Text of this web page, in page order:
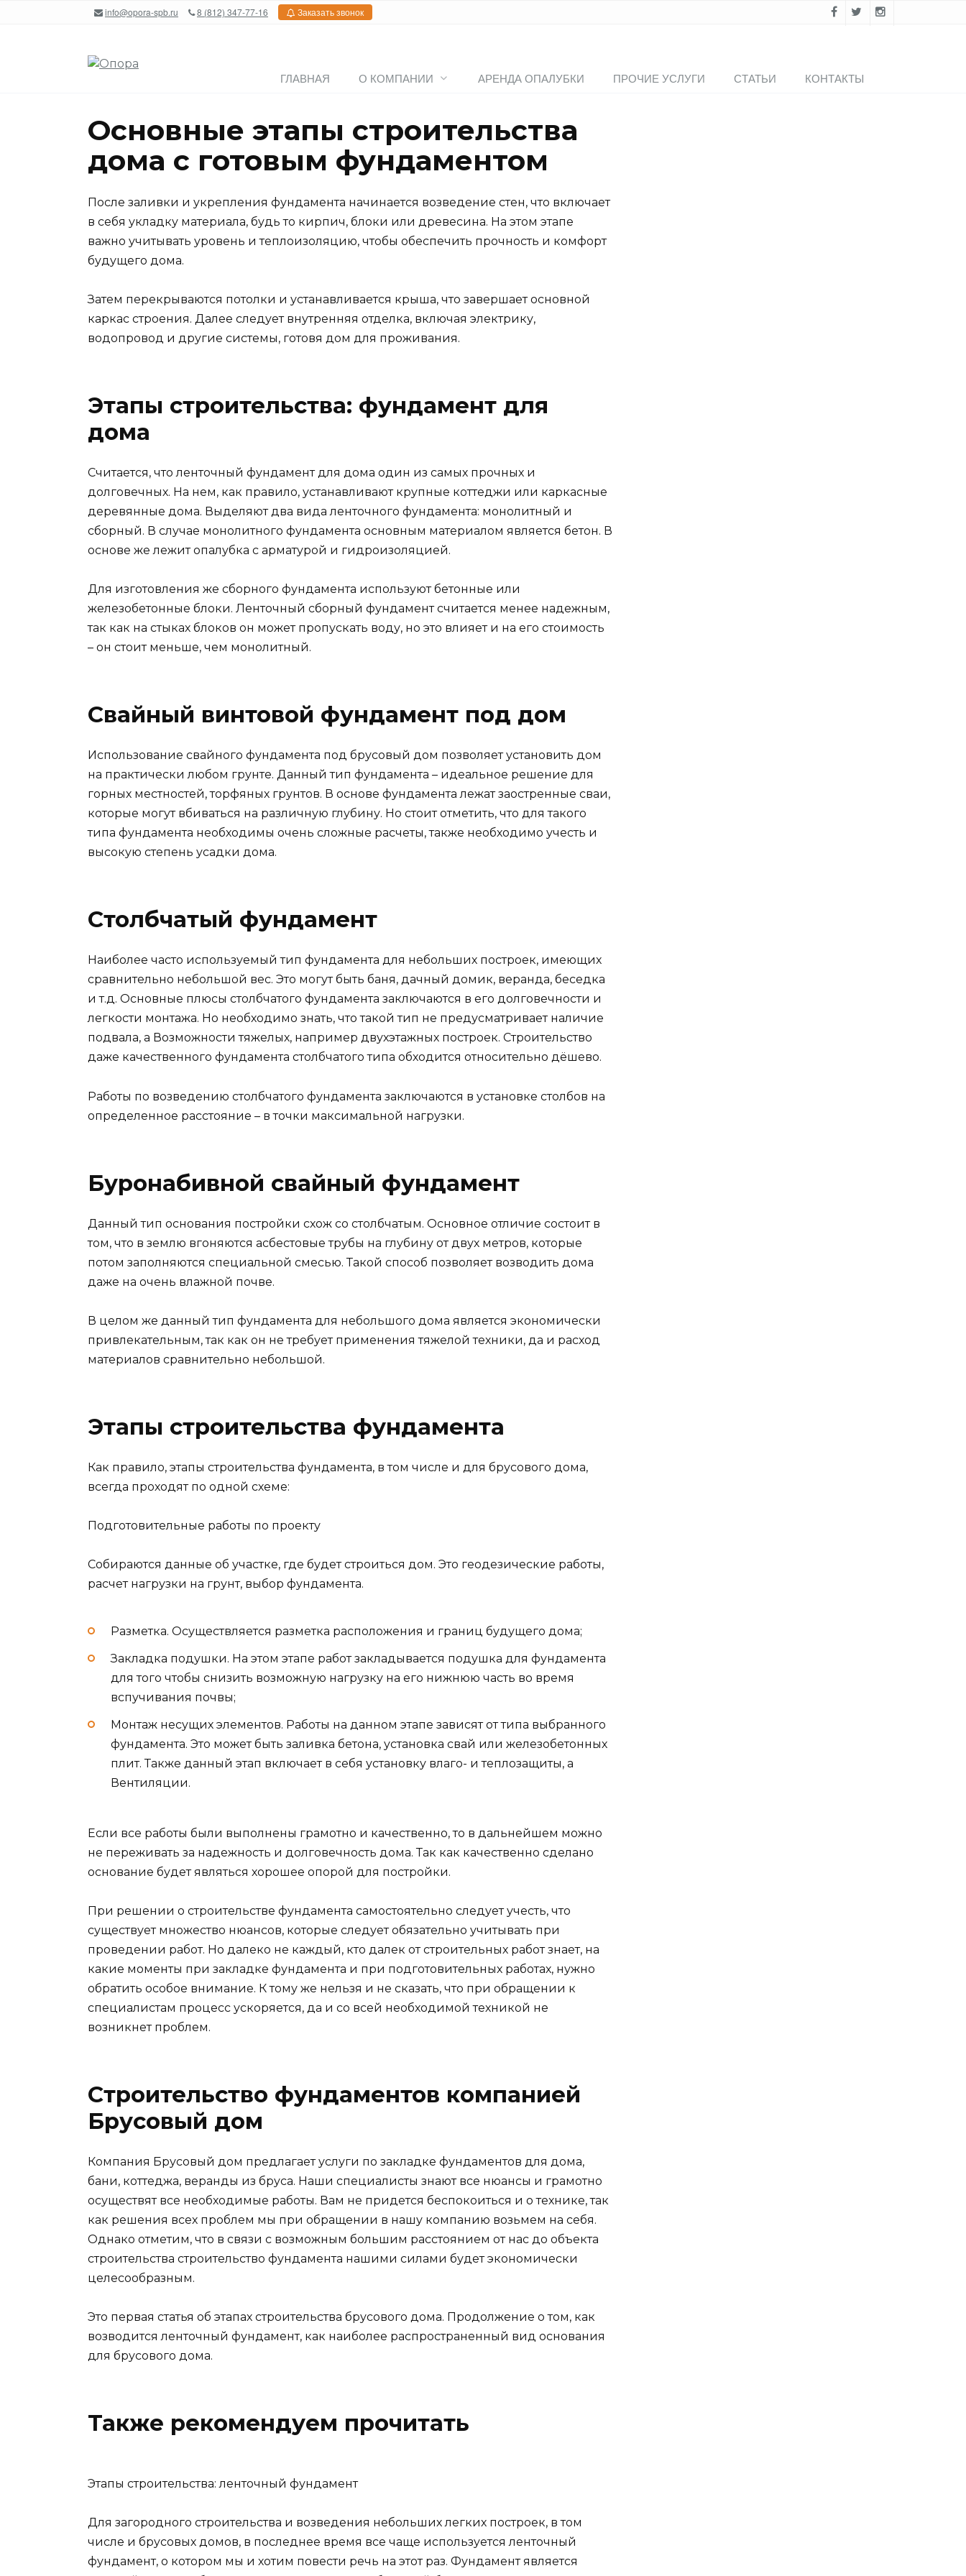
info@opora-spb.ru 8 (812) 347-77-16 Заказать звонок
ГЛАВНАЯ О КОМПАНИИ АРЕНДА ОПАЛУБКИ ПРОЧИЕ УСЛУГИ СТАТЬИ КОНТАКТЫ
Основные этапы строительства
дома с готовым фундаментом
После заливки и укрепления фундамента начинается возведение стен, что включает
в себя укладку материала, будь то кирпич, блоки или древесина. На этом этапе
важно учитывать уровень и теплоизоляцию, чтобы обеспечить прочность и комфорт
будущего дома.
Затем перекрываются потолки и устанавливается крыша, что завершает основной
каркас строения. Далее следует внутренняя отделка, включая электрику,
водопровод и другие системы, готовя дом для проживания.
Этапы строительства: фундамент для
дома
Считается, что ленточный фундамент для дома один из самых прочных и
долговечных. На нем, как правило, устанавливают крупные коттеджи или каркасные
деревянные дома. Выделяют два вида ленточного фундамента: монолитный и
сборный. В случае монолитного фундамента основным материалом является бетон. В
основе же лежит опалубка с арматурой и гидроизоляцией.
Для изготовления же сборного фундамента используют бетонные или
железобетонные блоки. Ленточный сборный фундамент считается менее надежным,
так как на стыках блоков он может пропускать воду, но это влияет и на его стоимость
– он стоит меньше, чем монолитный.
Свайный винтовой фундамент под дом
Использование свайного фундамента под брусовый дом позволяет установить дом
на практически любом грунте. Данный тип фундамента – идеальное решение для
горных местностей, торфяных грунтов. В основе фундамента лежат заостренные сваи,
которые могут вбиваться на различную глубину. Но стоит отметить, что для такого
типа фундамента необходимы очень сложные расчеты, также необходимо учесть и
высокую степень усадки дома.
Столбчатый фундамент
Наиболее часто используемый тип фундамента для небольших построек, имеющих
сравнительно небольшой вес. Это могут быть баня, дачный домик, веранда, беседка
и т.д. Основные плюсы столбчатого фундамента заключаются в его долговечности и
легкости монтажа. Но необходимо знать, что такой тип не предусматривает наличие
подвала, а Возможности тяжелых, например двухэтажных построек. Строительство
даже качественного фундамента столбчатого типа обходится относительно дёшево.
Работы по возведению столбчатого фундамента заключаются в установке столбов на
определенное расстояние – в точки максимальной нагрузки.
Буронабивной свайный фундамент
Данный тип основания постройки схож со столбчатым. Основное отличие состоит в
том, что в землю вгоняются асбестовые трубы на глубину от двух метров, которые
потом заполняются специальной смесью. Такой способ позволяет возводить дома
даже на очень влажной почве.
В целом же данный тип фундамента для небольшого дома является экономически
привлекательным, так как он не требует применения тяжелой техники, да и расход
материалов сравнительно небольшой.
Этапы строительства фундамента
Как правило, этапы строительства фундамента, в том числе и для брусового дома,
всегда проходят по одной схеме:
Подготовительные работы по проекту
Собираются данные об участке, где будет строиться дом. Это геодезические работы,
расчет нагрузки на грунт, выбор фундамента.
Разметка. Осуществляется разметка расположения и границ будущего дома;
Закладка подушки. На этом этапе работ закладывается подушка для фундамента
для того чтобы снизить возможную нагрузку на его нижнюю часть во время
вспучивания почвы;
Монтаж несущих элементов. Работы на данном этапе зависят от типа выбранного
фундамента. Это может быть заливка бетона, установка свай или железобетонных
плит. Также данный этап включает в себя установку влаго- и теплозащиты, а
Вентиляции.
Если все работы были выполнены грамотно и качественно, то в дальнейшем можно
не переживать за надежность и долговечность дома. Так как качественно сделано
основание будет являться хорошее опорой для постройки.
При решении о строительстве фундамента самостоятельно следует учесть, что
существует множество нюансов, которые следует обязательно учитывать при
проведении работ. Но далеко не каждый, кто далек от строительных работ знает, на
какие моменты при закладке фундамента и при подготовительных работах, нужно
обратить особое внимание. К тому же нельзя и не сказать, что при обращении к
специалистам процесс ускоряется, да и со всей необходимой техникой не
возникнет проблем.
Строительство фундаментов компанией
Брусовый дом
Компания Брусовый дом предлагает услуги по закладке фундаментов для дома,
бани, коттеджа, веранды из бруса. Наши специалисты знают все нюансы и грамотно
осуществят все необходимые работы. Вам не придется беспокоиться и о технике, так
как решения всех проблем мы при обращении в нашу компанию возьмем на себя.
Однако отметим, что в связи с возможным большим расстоянием от нас до объекта
строительства строительство фундамента нашими силами будет экономически
целесообразным.
Это первая статья об этапах строительства брусового дома. Продолжение о том, как
возводится ленточный фундамент, как наиболее распространенный вид основания
для брусового дома.
Также рекомендуем прочитать
Этапы строительства: ленточный фундамент
Для загородного строительства и возведения небольших легких построек, в том
числе и брусовых домов, в последнее время все чаще используется ленточный
фундамент, о котором мы и хотим повести речь на этот раз. Фундамент является